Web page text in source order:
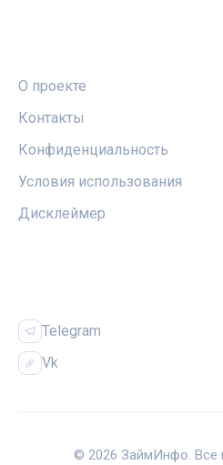
О проекте
Контакты
Конфиденциальность
Условия использования
Дисклеймер
Telegram
Vk
© 2026 ЗаймИнфо. Все